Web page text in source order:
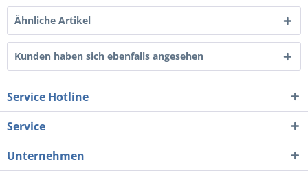
Ähnliche Artikel
Kunden haben sich ebenfalls angesehen
Service Hotline
Service
Unternehmen